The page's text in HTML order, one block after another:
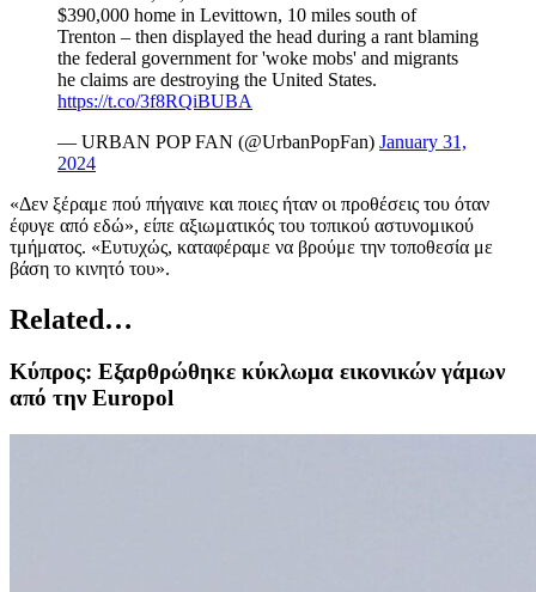
$390,000 home in Levittown, 10 miles south of
Trenton – then displayed the head during a rant blaming
the federal government for 'woke mobs' and migrants
he claims are destroying the United States.
https://t.co/3f8RQiBUBA
— URBAN POP FAN (@UrbanPopFan) January 31,
2024
«Δεν ξέραμε πού πήγαινε και ποιες ήταν οι προθέσεις του όταν
έφυγε από εδώ», είπε αξιωματικός του τοπικού αστυνομικού
τμήματος. «Ευτυχώς, καταφέραμε να βρούμε την τοποθεσία με
βάση το κινητό του».
Related…
Κύπρος: Εξαρθρώθηκε κύκλωμα εικονικών γάμων
από την Europol